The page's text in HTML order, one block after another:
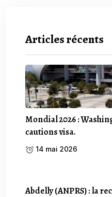
Articles récents
Mondial 2026 :
cautions visa.
14 mai 2026
Abdelly (ANPRS) : la